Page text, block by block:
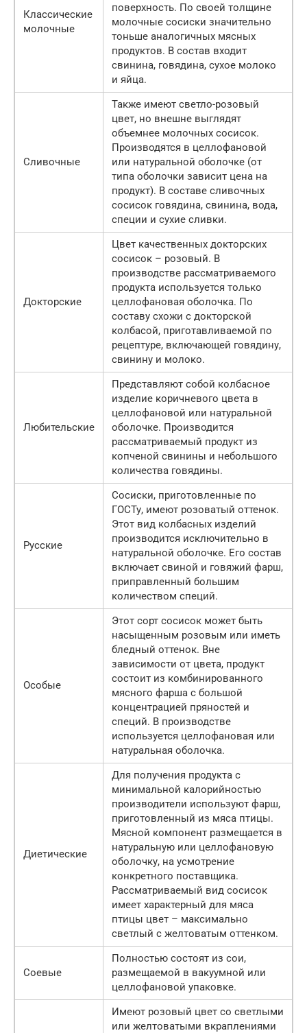
Классические
молочные
поверхность. По своей толщине
молочные сосиски значительно
тоньше аналогичных мясных
продуктов. В состав входит
свинина, говядина, сухое молоко
и яйца.
Сливочные
Также имеют светло-розовый
цвет, но внешне выглядят
объемнее молочных сосисок.
Производятся в целлофановой
или натуральной оболочке (от
типа оболочки зависит цена на
продукт). В составе сливочных
сосисок говядина, свинина, вода,
специи и сухие сливки.
Докторские
Цвет качественных докторских
сосисок – розовый. В
производстве рассматриваемого
продукта используется только
целлофановая оболочка. По
составу схожи с докторской
колбасой, приготавливаемой по
рецептуре, включающей говядину,
свинину и молоко.
Любительские
Представляют собой колбасное
изделие коричневого цвета в
целлофановой или натуральной
оболочке. Производится
рассматриваемый продукт из
копченой свинины и небольшого
количества говядины.
Русские
Сосиски, приготовленные по
ГОСТу, имеют розоватый оттенок.
Этот вид колбасных изделий
производится исключительно в
натуральной оболочке. Его состав
включает свиной и говяжий фарш,
приправленный большим
количеством специй.
Особые
Этот сорт сосисок может быть
насыщенным розовым или иметь
бледный оттенок. Вне
зависимости от цвета, продукт
состоит из комбинированного
мясного фарша с большой
концентрацией пряностей и
специй. В производстве
используется целлофановая или
натуральная оболочка.
Диетические
Для получения продукта с
минимальной калорийностью
производители используют фарш,
приготовленный из мяса птицы.
Мясной компонент размещается в
натуральную или целлофановую
оболочку, на усмотрение
конкретного поставщика.
Рассматриваемый вид сосисок
имеет характерный для мяса
птицы цвет – максимально
светлый с желтоватым оттенком.
Соевые
Полностью состоят из сои,
размещаемой в вакуумной или
целлофановой упаковке.
Имеют розовый цвет со светлыми
или желтоватыми вкраплениями